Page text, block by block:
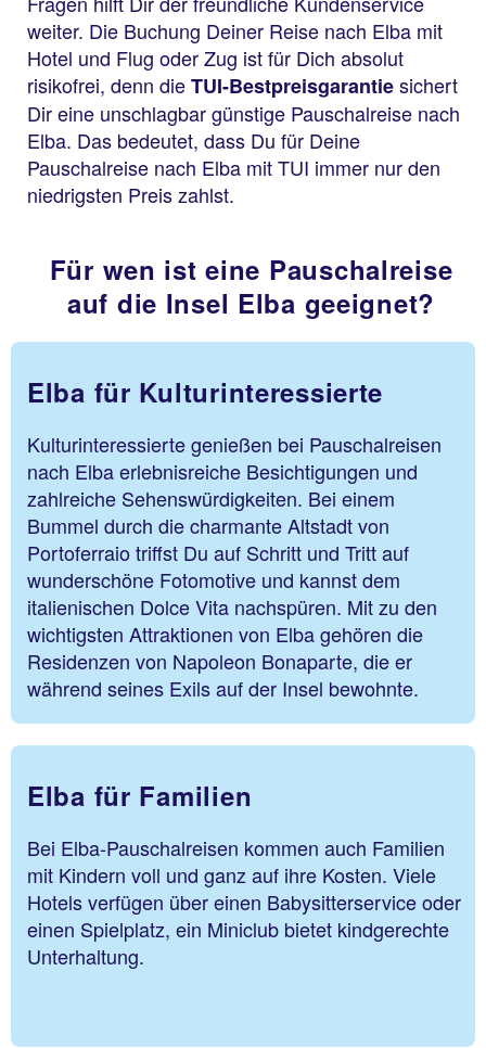
weiter. Die Buchung Deiner Reise nach Elba mit
Hotel und Flug oder Zug ist für Dich absolut
risikofrei, denn dieTUI-Bestpreisgarantiesichert
Dir eine unschlagbar günstige Pauschalreise nach
Elba. Das bedeutet, dass Du für Deine
Pauschalreise nach Elba mit TUI immer nur den
niedrigsten Preis zahlst.
Für wen ist eine Pauschalreise
auf die Insel Elba geeignet?
Elba für Kulturinteressierte
Kulturinteressierte genießen bei Pauschalreisen
nach Elba erlebnisreiche Besichtigungen und
zahlreiche Sehenswürdigkeiten. Bei einem
Bummel durch die charmante Altstadt von
Portoferraio triffst Du auf Schritt und Tritt auf
wunderschöne Fotomotive und kannst dem
italienischen Dolce Vita nachspüren. Mit zu den
wichtigsten Attraktionen von Elba gehören die
Residenzen von Napoleon Bonaparte, die er
während seines Exils auf der Insel bewohnte.
Elba für Familien
Bei Elba-Pauschalreisen kommen auch Familien
mit Kindern voll und ganz auf ihre Kosten. Viele
Hotels verfügen über einen Babysitterservice oder
einen Spielplatz, ein Miniclub bietet kindgerechte
Unterhaltung.